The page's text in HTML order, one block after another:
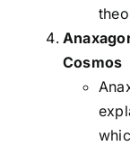
Cosmos